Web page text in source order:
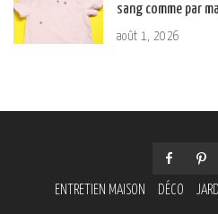
sang comme par
août 1, 2026
ENTRETIEN MAISON DÉCO